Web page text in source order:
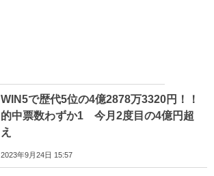
WIN5で歴代5位の4億2878万3320円！！
的中票数わずか1 今月2度目の4億円超
え
2023年9月24日 15:57